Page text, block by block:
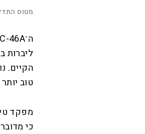
a
y
d
e
.
5
מטוס
הקיים.
טוב
מפקד
כי